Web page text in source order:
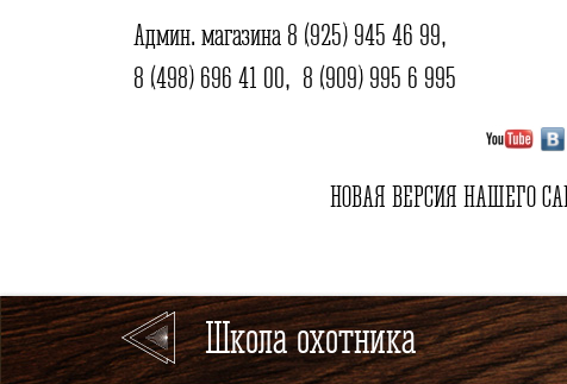
Админ. магазина 8 (925) 945 46 99,
8 (498) 696 41 00, 8 (909) 995 6 995
НОВАЯ ВЕРСИЯ НАШЕГО
Школа охотника